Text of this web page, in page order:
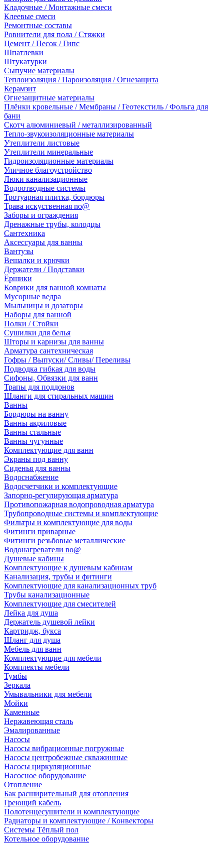
Кладочные / Монтажные смеси
Клеевые смеси
Ремонтные составы
Ровнители для пола / Стяжки
Цемент / Песок / Гипс
Шпатлевки
Штукатурки
Сыпучие материалы
Теплоизоляция / Пароизоляция / Огнезащита
Керамзит
Огнезащитные материалы
Плёнки кровельные / Мембраны / Геотекстиль / Фольга для
бани
Скотч алюминиевый / металлизированный
Тепло-звукоизоляционные материалы
Утеплители листовые
Утеплители минеральные
Гидроизоляционные материалы
Уличное благоустройство
Люки канализационные
Водоотводные системы
Тротуарная плитка, бордюры
Трава искуственная no@
Заборы и ограждения
Дренажные трубы, колодцы
Сантехника
Аксессуары для ванны
Вантузы
Вешалки и крючки
Держатели / Подставки
Ёршики
Коврики для ванной комнаты
Мусорные ведра
Мыльницы и дозаторы
Наборы для ванной
Полки / Стойки
Сушилки для белья
Шторы и карнизы для ванны
Арматура сантехническая
Гофры / Выпуски/ Сливы/ Переливы
Подводка гибкая для воды
Сифоны, Обвязки для ванн
Трапы для поддонов
Шланги для стиральных машин
Ванны
Бордюры на ванну
Ванны акриловые
Ванны стальные
Ванны чугунные
Комплектующие для ванн
Экраны под ванну
Сиденья для ванны
Водоснабжение
Водосчетчики и комплектующие
Запорно-регулирующая арматура
Противопожарная водопроводная арматура
Трубопроводные системы и комплектующие
Фильтры и комплектующие для воды
Фитинги приварные
Фитинги резьбовые металлические
Водонагреватели no@
Душевые кабины
Комплектующие к душевым кабинам
Канализация, трубы и фитинги
Комплектующие для канализационных труб
Трубы канализационные
Комплектующие для смесителей
Лейка для душа
Держатель душевой лейки
Картридж, букса
Шланг для душа
Мебель для ванн
Комплектующие для мебели
Комплекты мебели
Тумбы
Зеркала
Умывальники для мебели
Мойки
Каменные
Нержавеющая сталь
Эмалированные
Насосы
Насосы вибрационные погружные
Насосы центробежные скважинные
Насосы циркуляционные
Насосное оборудование
Отопление
Бак расширительный для отопления
Греющий кабель
Полотенцесушители и комплектующие
Радиаторы и комплектующие / Конвекторы
Системы Тёплый пол
Котельное оборудование